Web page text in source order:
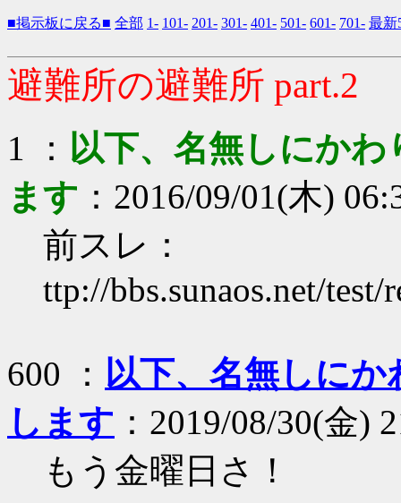
■掲示板に戻る■ 全部 1- 101- 201- 301- 401- 501- 601- 701- 最新
避難所の避難所 part.2
1 ： 以下、名無しにか
ます ：2016/09/01(木)
前スレ：
ttp://bbs.sunaos.net/
600 ： 以下、名無しに
します ：2019/08/30(金)
もう金曜日さ！